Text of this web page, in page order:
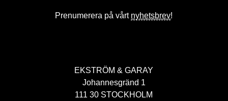
Prenumerera på vårt nyhetsbrev!
EKSTRÖM & GARAY
Johannesgränd 1
111 30 STOCKHOLM